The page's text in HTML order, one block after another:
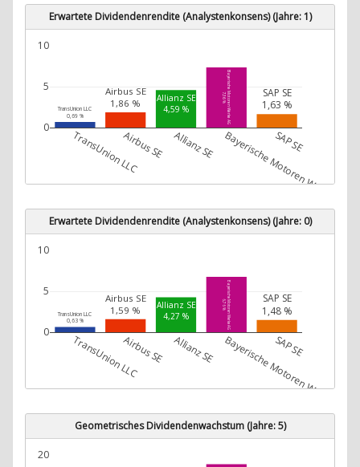
Erwartete Dividendenrendite (Analystenkonsens) (Jahre: 1)
TransUnion LLC
0,69 %
Airbus SE
1,86 % Allianz SE
4,59 % Bayerische Motoren Werke AG
7,36 % SAP SE
1,63 %
TransUnion LLCAirbus SE Allianz SE Bayerische Motoren Werke AG
SAP SE
0
5
10
Erwartete Dividendenrendite (Analystenkonsens) (Jahre: 0)
TransUnion LLC
0,63 %
Airbus SE
1,59 % Allianz SE
4,27 % Bayerische Motoren Werke AG
6,76 % SAP SE
1,48 %
TransUnion LLCAirbus SE Allianz SE Bayerische Motoren Werke AG
SAP SE
0
5
10
Geometrisches Dividendenwachstum (Jahre: 5)
20